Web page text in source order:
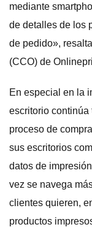
mediante
de detalles de los
de pedido»,
(CCO) de
En especial en la
escritorio continúa
proceso de
sus escritorios
datos de
vez se navega
clientes quieren,
productos